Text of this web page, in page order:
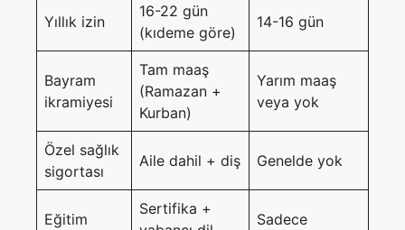
Yıllık izin
16-22 gün
(kıdeme göre)
14-16 gün
Bayram
ikramiyesi
Tam maaş
(Ramazan +
Kurban)
Yarım maaş
veya yok
Özel sağlık
sigortası
Aile dahil + diş Genelde yok
Eğitim
Sertifika +
Sadece